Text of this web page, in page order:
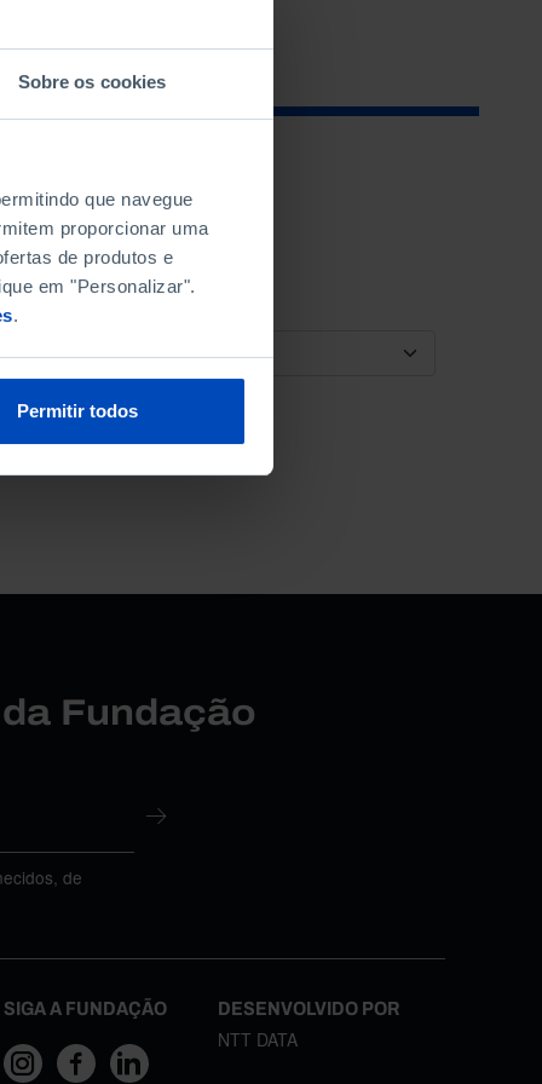
Sobre os cookies
que navegue
proporcionar uma
de produtos e
em "Personalizar".
.
Permitir todos
ORDENAR POR
Fundação
de
SIGA A FUNDAÇÃO DESENVOLVIDO POR
NTT DATA